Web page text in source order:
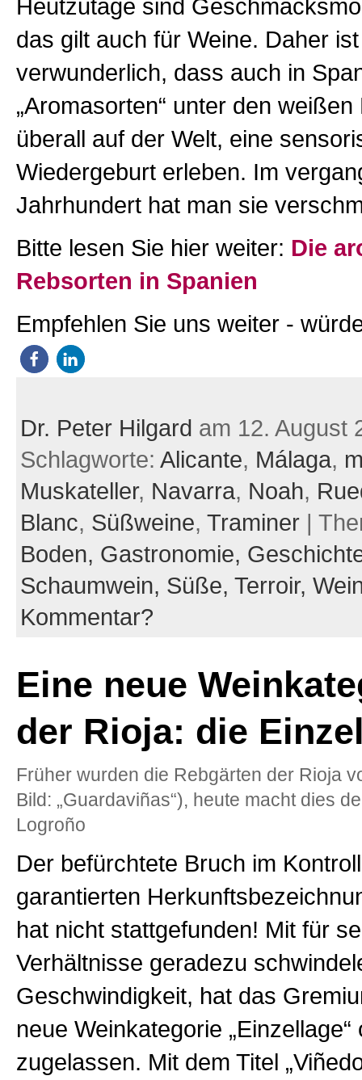
Heutzutage sind
das gilt auch für Weine. Daher
verwunderlich, dass auch in
„Aromasorten“ unter den
überall auf der Welt, eine
Wiedergeburt erleben. Im
Jahrhundert hat man sie
Bitte lesen Sie hier weiter: Die
Rebsorten in Spanien
Empfehlen Sie uns weiter -
Dr. Peter Hilgard am 12. August
Schlagworte: Alicante, Málaga,
Muskateller, Navarra, Noah,
Blanc, Süßweine, Traminer|
Boden, Gastronomie,
Schaumwein, Süße, Terroir,
Kommentar?
Eine neue
der Rioja: die
Früher wurden die Rebgärten der Rioja
Bild: „Guardaviñas“), heute macht dies
Logroño
Der befürchtete Bruch im
garantierten
hat nicht stattgefunden! Mit für
Verhältnisse geradezu
Geschwindigkeit, hat das
neue Weinkategorie „Einzellage“
zugelassen. Mit dem Titel